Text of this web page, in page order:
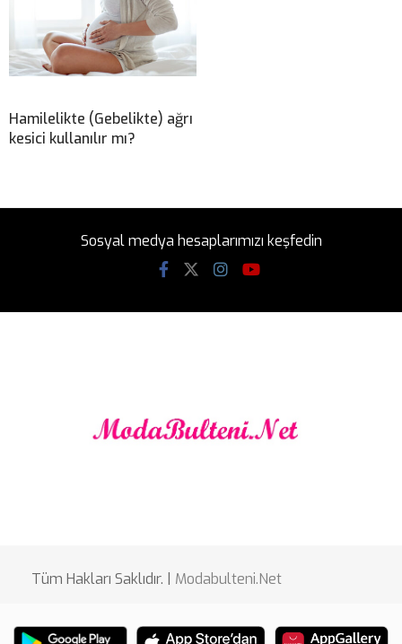
Hamilelikte (Gebelikte) ağrı
kesici kullanılır mı?
Sosyal medya hesaplarımızı keşfedin
Tüm Hakları Saklıdır. | Modabulteni.Net